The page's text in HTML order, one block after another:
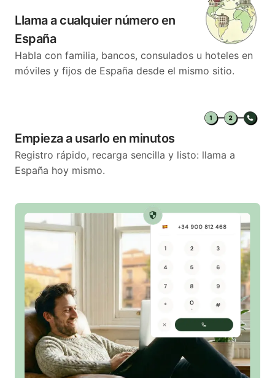
Llama a cualquier número en
España
Habla con familia, bancos, consulados u hoteles en
móviles y fijos de España desde el mismo sitio.
Empieza a usarlo en minutos
Registro rápido, recarga sencilla y listo: llama a
España hoy mismo.